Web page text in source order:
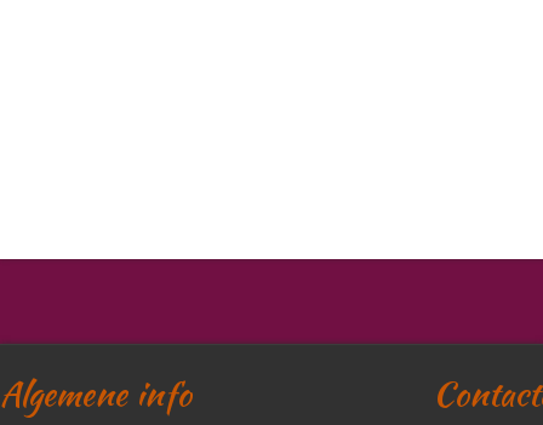
Algemene info